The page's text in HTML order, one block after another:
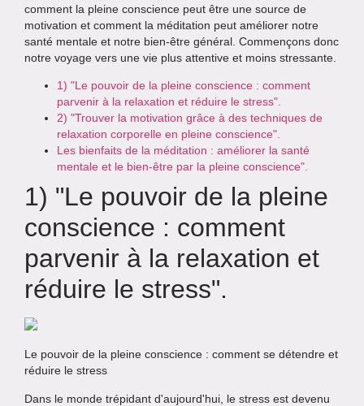
comment la pleine conscience peut être une source de
motivation et comment la méditation peut améliorer notre
santé mentale et notre bien-être général. Commençons donc
notre voyage vers une vie plus attentive et moins stressante.
1) "Le pouvoir de la pleine conscience : comment
parvenir à la relaxation et réduire le stress".
2) "Trouver la motivation grâce à des techniques de
relaxation corporelle en pleine conscience".
Les bienfaits de la méditation : améliorer la santé
mentale et le bien-être par la pleine conscience".
1) "Le pouvoir de la pleine
conscience : comment
parvenir à la relaxation et
réduire le stress".
Le pouvoir de la pleine conscience : comment se détendre et
réduire le stress
Dans le monde trépidant d'aujourd'hui, le stress est devenu